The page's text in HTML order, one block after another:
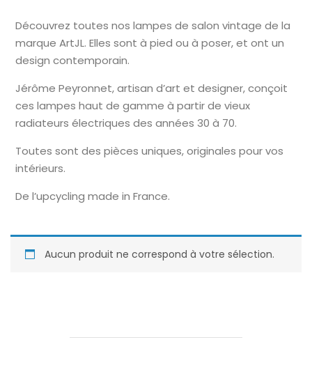
Découvrez toutes nos lampes de salon vintage de la
marque ArtJL. Elles sont à pied ou à poser, et ont un
design contemporain.
Jérôme Peyronnet, artisan d’art et designer, conçoit
ces lampes haut de gamme à partir de vieux
radiateurs électriques des années 30 à 70.
Toutes sont des pièces uniques, originales pour vos
intérieurs.
De l’upcycling made in France.
Aucun produit ne correspond à votre sélection.